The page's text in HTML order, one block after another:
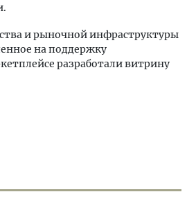
и рыночной инфраструктуры
на поддержку
разработали витрину